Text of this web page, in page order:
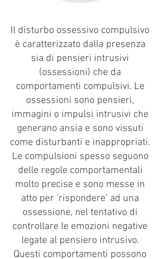
Il disturbo ossessivo compulsivo
è caratterizzato dalla presenza
sia di pensieri intrusivi
(ossessioni) che da
comportamenti compulsivi. Le
ossessioni sono pensieri,
immagini o impulsi intrusivi che
generano ansia e sono vissuti
come disturbanti e inappropriati.
Le compulsioni spesso seguono
delle regole comportamentali
molto precise e sono messe in
atto per ‘rispondere’ ad una
ossessione, nel tentativo di
controllare le emozioni negative
legate al pensiero intrusivo.
Questi comportamenti possono